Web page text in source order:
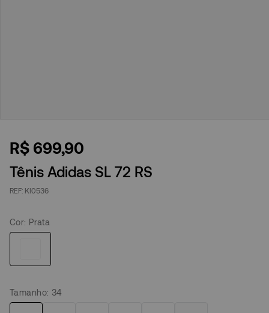
R$ 699,90
Tênis Adidas SL 72 RS
KI0536
Cor: Prata
Tamanho: 34